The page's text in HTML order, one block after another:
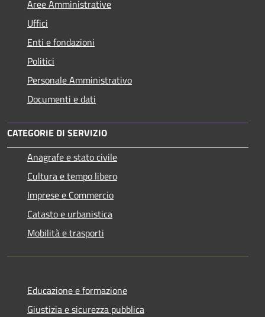
Aree Amministrative
Uffici
Enti e fondazioni
Politici
Personale Amministrativo
Documenti e dati
CATEGORIE DI SERVIZIO
Anagrafe e stato civile
Cultura e tempo libero
Imprese e Commercio
Catasto e urbanistica
Mobilità e trasporti
Educazione e formazione
Giustizia e sicurezza pubblica